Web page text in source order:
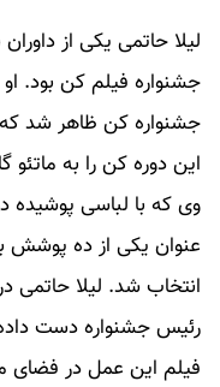
لیلا حاتمی یکی از
جشنواره فیلم کن بود.
جشنواره کن ظاهر شد که
این دوره کن را به ماتئو
وی که با لباسی پوشیده
عنوان یکی از ده پوشش
انتخاب شد. لیلا حاتمی
رئیس جشنواره دست
فیلم این عمل در فضای